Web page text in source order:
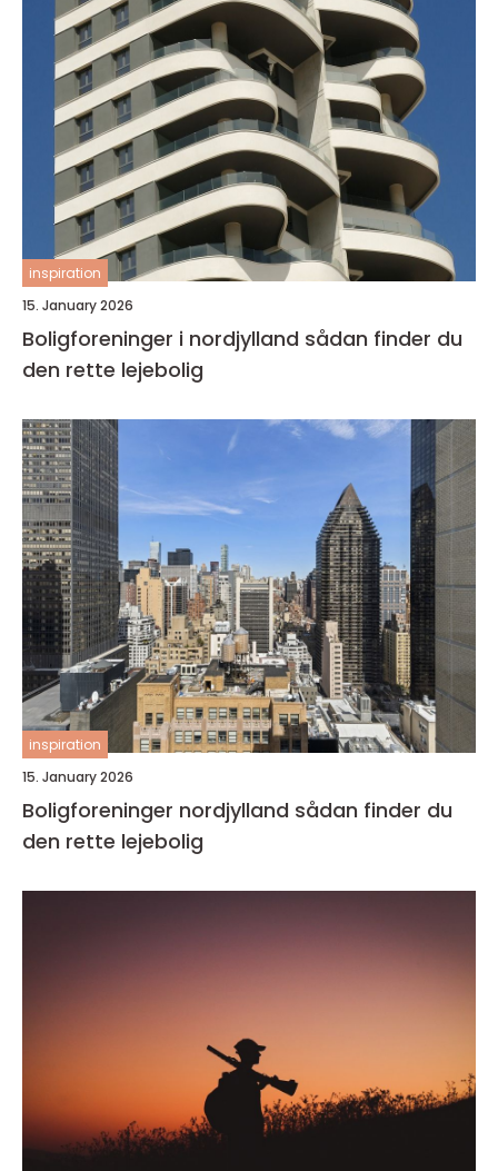
inspiration
15. January 2026
Boligforeninger i nordjylland sådan finder du
den rette lejebolig
inspiration
15. January 2026
Boligforeninger nordjylland sådan finder du
den rette lejebolig